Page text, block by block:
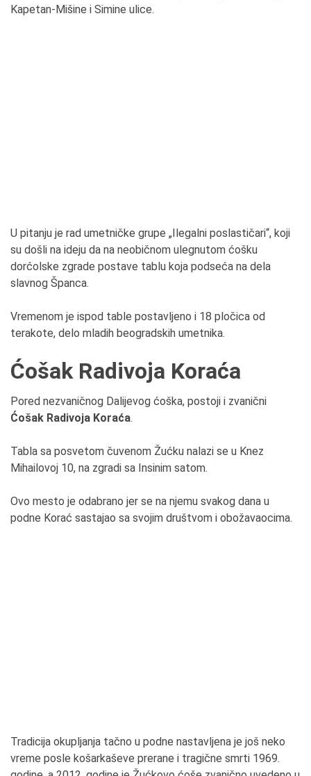
Kapetan-Mišine i Simine ulice.
U pitanju je rad umetničke grupe „Ilegalni poslastičari“, koji
su došli na ideju da na neobičnom ulegnutom ćošku
dorćolske zgrade postave tablu koja podseća na dela
slavnog Španca.
Vremenom je ispod table postavljeno i 18 pločica od
terakote, delo mladih beogradskih umetnika.
Ćošak Radivoja Koraća
Pored nezvaničnog Dalijevog ćoška, postoji i zvanični
Ćošak Radivoja Koraća.
Tabla sa posvetom čuvenom Žućku nalazi se u Knez
Mihailovoj 10, na zgradi sa Insinim satom.
Ovo mesto je odabrano jer se na njemu svakog dana u
podne Korać sastajao sa svojim društvom i obožavaocima.
Tradicija okupljanja tačno u podne nastavljena je još neko
vreme posle košarkaševe prerane i tragične smrti 1969.